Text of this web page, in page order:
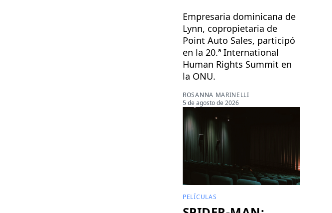
Empresaria dominicana de
Lynn, copropietaria de
Point Auto Sales, participó
en la 20.ª International
Human Rights Summit en
la ONU.
ROSANNA MARINELLI
5 de agosto de 2026
PELÍCULAS